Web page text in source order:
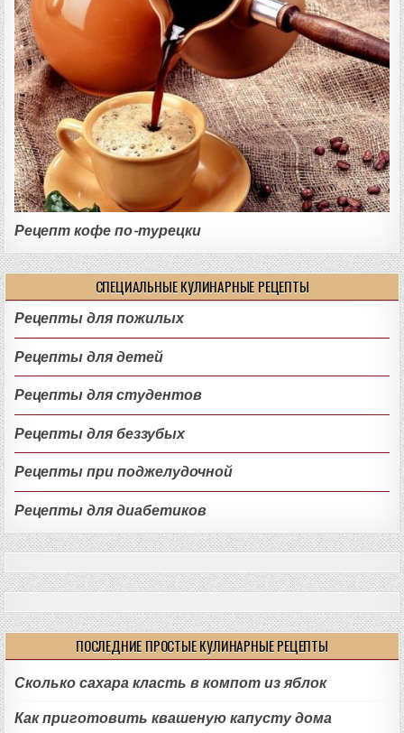
Рецепт кофе по-турецки
СПЕЦИАЛЬНЫЕ КУЛИНАРНЫЕ РЕЦЕПТЫ
Рецепты для пожилых
Рецепты для детей
Рецепты для студентов
Рецепты для беззубых
Рецепты при поджелудочной
Рецепты для диабетиков
ПОСЛЕДНИЕ ПРОСТЫЕ КУЛИНАРНЫЕ РЕЦЕПТЫ
Сколько сахара класть в компот из яблок
Как приготовить квашеную капусту дома